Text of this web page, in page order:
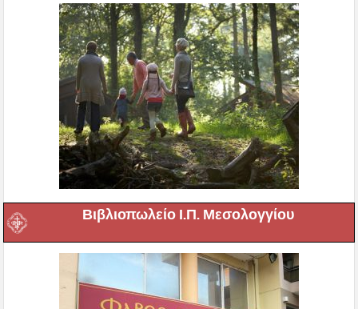
Βιβλιοπωλείο Ι.Π. Μεσολογγίου